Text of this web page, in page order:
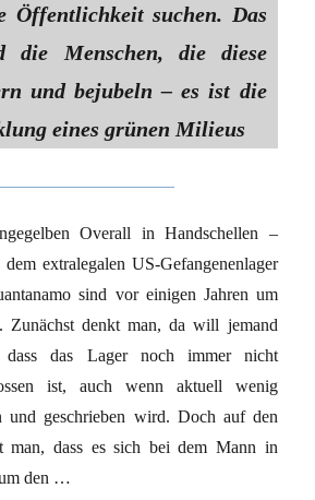
Öffentlichkeit suchen. Das
die Menschen, die diese
und bejubeln – es ist die
eines grünen Milieus
Overall in Handschellen –
extralegalen US-Gefangenenlager
sind vor einigen Jahren um
Zunächst denkt man, da will jemand
dass das Lager noch immer nicht
ist, auch wenn aktuell wenig
und geschrieben wird. Doch auf den
man, dass es sich bei dem Mann in
den …